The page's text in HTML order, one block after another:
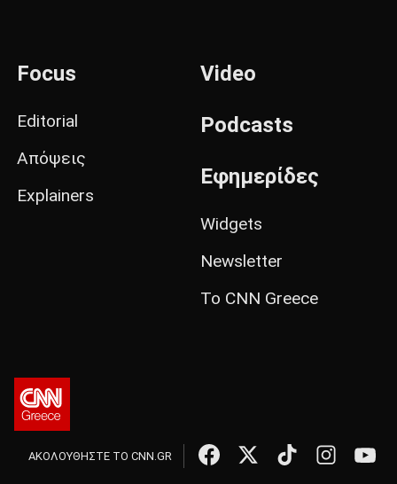
Focus
Editorial
Απόψεις
Explainers
Video
Podcasts
Εφημερίδες
Widgets
Newsletter
Το CNN Greece
ΑΚΟΛΟΥΘΗΣΤΕ ΤΟ CNN.GR